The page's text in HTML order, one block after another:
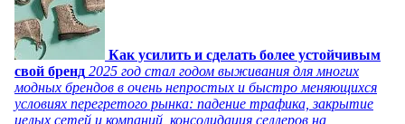
Как усилить и сделать более устойчивым
свой бренд 2025 год стал годом выживания для многих
модных брендов в очень непростых и быстро меняющихся
условиях перегретого рынка: падение трафика, закрытие
целых сетей и компаний, консолидация селлеров на